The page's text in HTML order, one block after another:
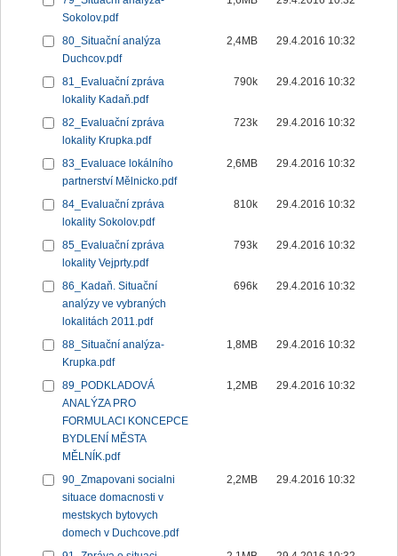
Sokolov.pdf
80_Situační analýza
Duchcov.pdf
2,4MB 29.4.2016 10:32
81_Evaluační zpráva
lokality Kadaň.pdf
790k 29.4.2016 10:32
82_Evaluační zpráva
lokality Krupka.pdf
723k 29.4.2016 10:32
83_Evaluace lokálního
partnerství Mělnicko.pdf
2,6MB 29.4.2016 10:32
84_Evaluační zpráva
lokality Sokolov.pdf
810k 29.4.2016 10:32
85_Evaluační zpráva
lokality Vejprty.pdf
793k 29.4.2016 10:32
86_Kadaň. Situační
analýzy ve vybraných
lokalitách 2011.pdf
696k 29.4.2016 10:32
88_Situační analýza-
Krupka.pdf
1,8MB 29.4.2016 10:32
89_PODKLADOVÁ
ANALÝZA PRO
FORMULACI KONCEPCE
BYDLENÍ MĚSTA
MĚLNÍK.pdf
1,2MB 29.4.2016 10:32
90_Zmapovani socialni
situace domacnosti v
mestskych bytovych
domech v Duchcove.pdf
2,2MB 29.4.2016 10:32